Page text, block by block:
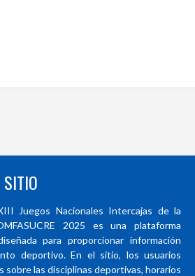
SITIO
Juegos Nacionales Intercajas de la
2025 es una plataforma
para proporcionar información
deportivo. En el sitio, los usuarios
sobre las disciplinas deportivas, horarios